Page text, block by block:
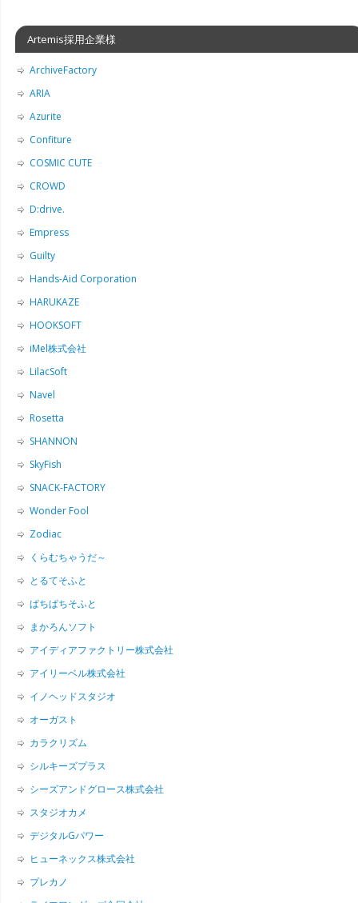
Artemis採用企業様
ArchiveFactory
ARIA
Azurite
Confiture
COSMIC CUTE
CROWD
D:drive.
Empress
Guilty
Hands-Aid Corporation
HARUKAZE
HOOKSOFT
iMel株式会社
LilacSoft
Navel
Rosetta
SHANNON
SkyFish
SNACK-FACTORY
Wonder Fool
Zodiac
くらむちゃうだ～
とるてそふと
ぱちぱちそふと
まかろんソフト
アイディアファクトリー株式会社
アイリーベル株式会社
イノヘッドスタジオ
オーガスト
カラクリズム
シルキーズプラス
シーズアンドグロース株式会社
スタジオカメ
デジタルGパワー
ヒューネックス株式会社
プレカノ